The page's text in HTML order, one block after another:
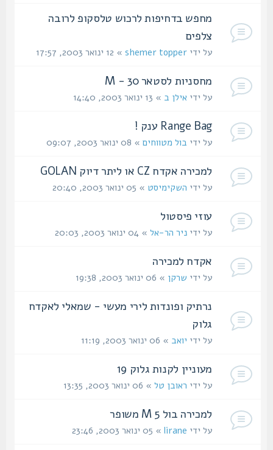
מחפש בדחיפות לרכוש טלסקופ לרובה
צלפים
על ידיshemer topper» 12 ינואר 2003, 17:57
מחסניות לסטאר 30 - M
על ידיאילן ב» 13 ינואר 2003, 14:40
Range Bag ענק !
על ידיבול מטווחים» 08 ינואר 2003, 09:07
למכירה אקדח CZ או ליתר דיוק GOLAN
על ידיהשקימיסט» 05 ינואר 2003, 20:40
עוזי פיסטול
על ידיניר הר-אל» 04 ינואר 2003, 20:03
אקדח למכירה
על ידישרקן» 06 ינואר 2003, 19:38
נרתיק ופונדות לירי מעשי - שמאלי לאקדח
גלוק
על ידייואב » 06 ינואר 2003, 11:19
מעוניין לקנות גלוק 19
על ידיראובן טל» 06 ינואר 2003, 13:35
למכירה בול M 5 משופר
על ידיlirane» 05 ינואר 2003, 23:46